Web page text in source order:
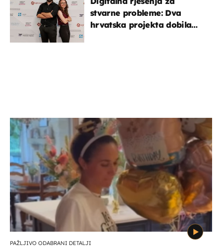
stvarne probleme: Dva
hrvatska projekta dobila
PAŽLJIVO ODABRANI DETALJI